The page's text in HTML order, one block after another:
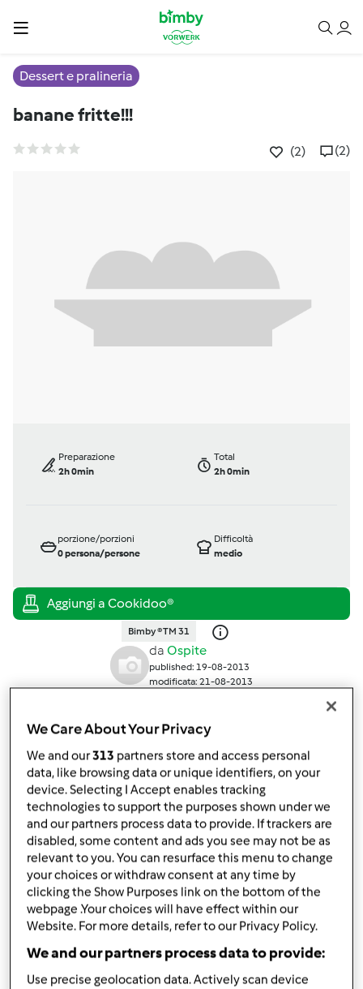
Dessert e pralineria
banane fritte!!!
(2) (2)
Preparazione
2h 0min
Total
2h 0min
porzione/porzioni
0persona/persone
Difficoltà
medio
Bimby ® TM 31
da Ospite
published: 19-08-2013
modificata: 21-08-2013
condividi la ricetta
Ingredienti
per il composto da friggere:
250g di farina 00
uova
1tazza di latte di soia o latte scremato
60gdi zucchero
We Care About Your Privacy
We and our313 partners store and access personal
data, like browsing data or unique identifiers, on your
device. Selecting I Accept enables tracking
technologies to support the purposes shown under we
and our partners process data to provide. If trackers are
disabled, some content and ads you see may not be as
relevant to you. You can resurface this menu to change
your choices or withdraw consent at any time by
clicking the Show Purposes link on the bottom of the
webpage .Your choices will have effect within our
Website. For more details, refer to our Privacy Policy.
We and our partners process data to provide:
Use precise geolocation data. Actively scan device